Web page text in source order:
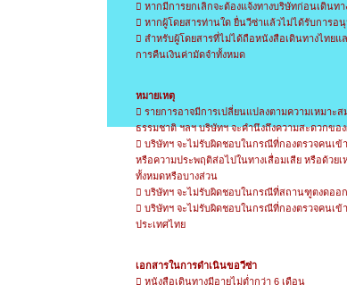
 หากมีการยกเลิกจะต้องแจ้งทางบริษัทก่อนเดินท
 หากผู้โดยสารท่านใด ยื่นวีซ่าแล้วไม่ได้รับการอ
 สำหรับผู้โดยสารที่ไม่ได้ถือหนังสือเดินทางไทยแ
การคืนเงินค่ามัดจำทั้งหมด
หมายเหตุ
 รายการอาจมีการเปลี่ยนแปลงตามความเหมาะ
ธรรมชาติ ฯลฯ บริษัทฯ จะคำนึงถึงความสะดวกขอ
 บริษัทฯ จะไม่รับผิดชอบในกรณีที่กองตรวจคนเข้
หรือความประพฤติส่อไปในทางเสื่อมเสีย หรือด้วย
ทั้งหมดหรือบางส่วน
 บริษัทฯ จะไม่รับผิดชอบในกรณีที่สถานฑูตงดออ
 บริษัทฯ จะไม่รับผิดชอบในกรณีที่กองตรวจคนเข้
ประเทศไทย
เอกสารในการดำเนินขอวีซ่า
 หนังสือเดินทางมีอายุไม่ต่ำกว่า 6 เดือน